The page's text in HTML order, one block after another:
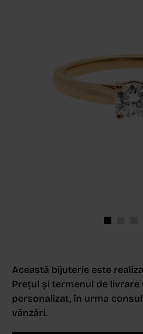
Această bijuterie este
Prețul și termenul de
personalizat, în urma
vânzări.